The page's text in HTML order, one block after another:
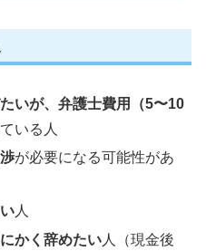
いが、弁護士費用（5〜10
いる人
が必要になる可能性があ
人
かく辞めたい 人（現金後